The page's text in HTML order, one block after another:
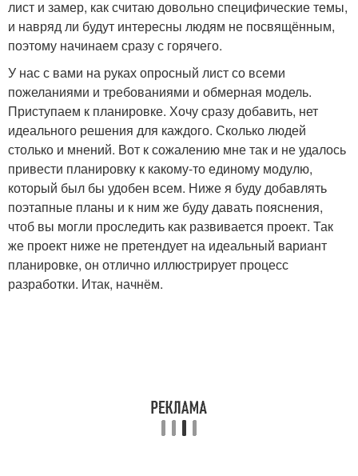
лист и замер, как считаю довольно специфические темы,
и навряд ли будут интересны людям не посвящённым,
поэтому начинаем сразу с горячего.
У нас с вами на руках опросный лист со всеми
пожеланиями и требованиями и обмерная модель.
Приступаем к планировке. Хочу сразу добавить, нет
идеального решения для каждого. Сколько людей
столько и мнений. Вот к сожалению мне так и не удалось
привести планировку к какому-то единому модулю,
который был бы удобен всем. Ниже я буду добавлять
поэтапные планы и к ним же буду давать пояснения,
чтоб вы могли проследить как развивается проект. Так
же проект ниже не претендует на идеальный вариант
планировке, он отлично иллюстрирует процесс
разработки. Итак, начнём.